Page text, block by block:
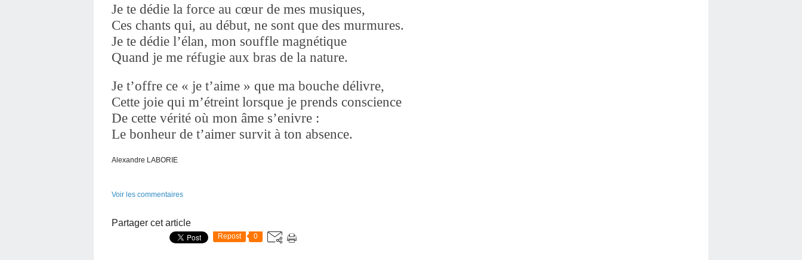
Je te dédie la force au cœur de mes musiques,
Ces chants qui, au début, ne sont que des murmures.
Je te dédie l’élan, mon souffle magnétique
Quand je me réfugie aux bras de la nature.
Je t’offre ce « je t’aime » que ma bouche délivre,
Cette joie qui m’étreint lorsque je prends conscience
De cette vérité où mon âme s’enivre :
Le bonheur de t’aimer survit à ton absence.
Alexandre LABORIE
Voir les commentaires
Partager cet article
Repost 0